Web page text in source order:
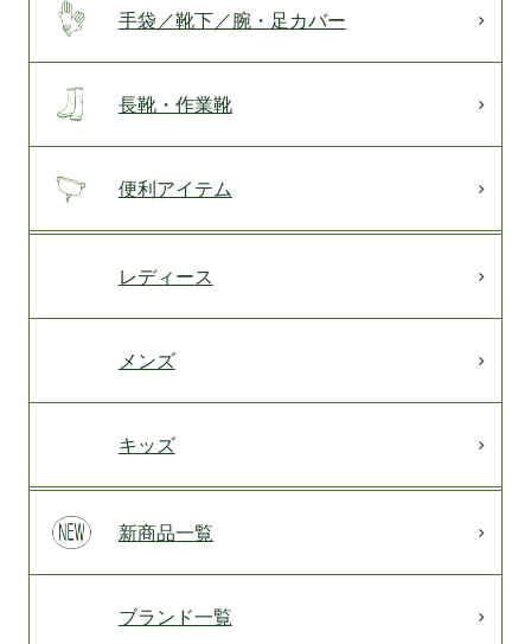
手袋／靴下／腕・足カバー
長靴・作業靴
便利アイテム
レディース
メンズ
キッズ
新商品一覧
ブランド一覧